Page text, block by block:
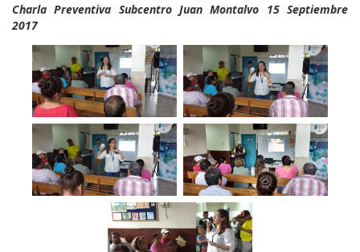
Charla Preventiva Subcentro Juan Montalvo 15 Septiembre
2017